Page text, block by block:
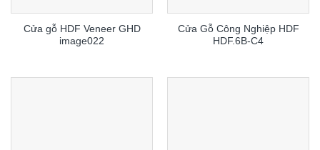
Cửa gỗ HDF Veneer GHD
image022
Cửa Gỗ Công Nghiệp HDF
HDF.6B-C4